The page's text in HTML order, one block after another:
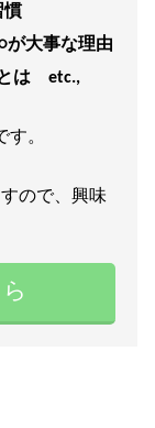
慣
が大事な理由
は etc.,
。
ので、興味